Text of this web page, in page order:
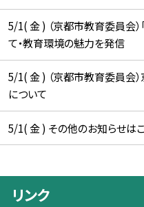
5/1( 金 ) （京都市教育委員会）
て・教育環境の魅力を発信
5/1( 金 ) （京都市教育委員会
について
5/1( 金 ) その他のお知らせは
リンク